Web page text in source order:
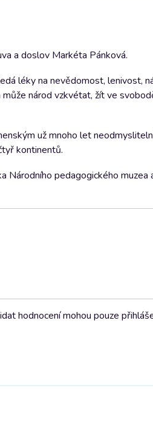
a doslov Markéta Pánková.
léky na nevědomost, lenivost,
národ vzkvétat, žít ve
už mnoho let
kontinentů.
pedagogického muzea
hodnocení mohou pouze